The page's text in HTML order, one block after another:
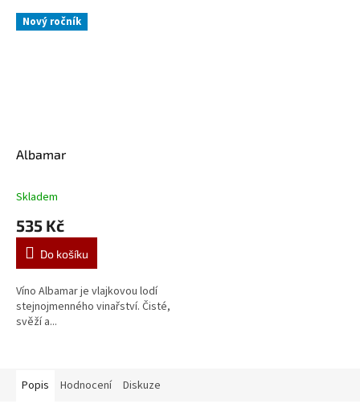
Nový ročník
Albamar
Průměrné
produktu
5,0
5
hvězdiček.
Skladem
535 Kč
Do košíku
Víno Albamar je vlajkovou lodí
stejnojmenného vinařství. Čisté,
svěží a...
Popis Hodnocení Diskuze